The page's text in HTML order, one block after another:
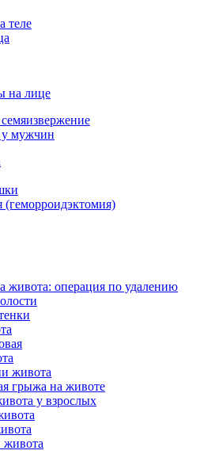
теле
на лице
мужчин
(геморроидэктомия)
живота: операция по удалению
живота
грыжа на животе
у взрослых